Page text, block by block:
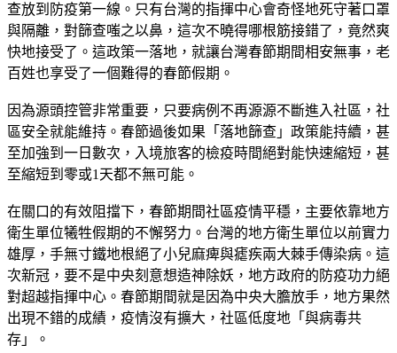
查放到防疫第一線。只有台灣的指揮中心會奇怪地死守著口罩
與隔離，對篩查嗤之以鼻，這次不曉得哪根筋接錯了，竟然爽
快地接受了。這政策一落地，就讓台灣春節期間相安無事，老
百姓也享受了一個難得的春節假期。
因為源頭控管非常重要，只要病例不再源源不斷進入社區，社
區安全就能維持。春節過後如果「落地篩查」政策能持續，甚
至加強到一日數次，入境旅客的檢疫時間絕對能快速縮短，甚
至縮短到零或1天都不無可能。
在關口的有效阻擋下，春節期間社區疫情平穩，主要依靠地方
衛生單位犧牲假期的不懈努力。台灣的地方衛生單位以前實力
雄厚，手無寸鐵地根絕了小兒麻痺與瘧疾兩大棘手傳染病。這
次新冠，要不是中央刻意想造神除妖，地方政府的防疫功力絕
對超越指揮中心。春節期間就是因為中央大膽放手，地方果然
出現不錯的成績，疫情沒有擴大，社區低度地「與病毒共
存」。